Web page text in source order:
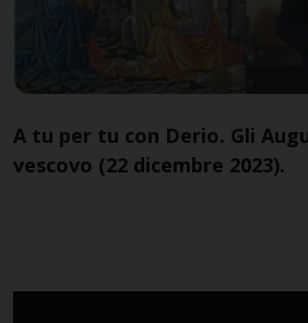
A tu per tu con Derio. Gli
vescovo (22 dicembre 2023).